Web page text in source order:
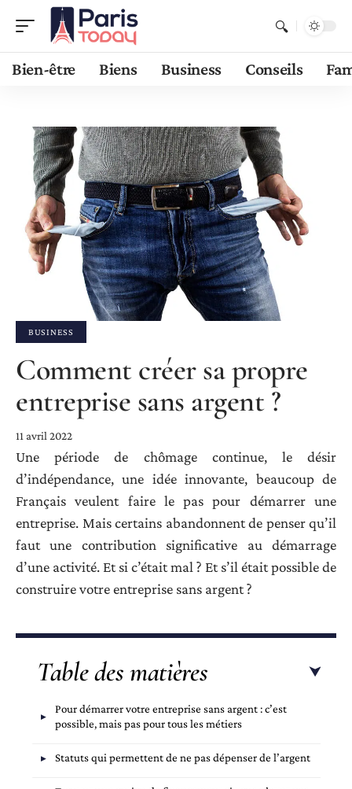
Bien-être Biens Business Conseils
BUSINESS
Comment créer sa propre
entreprise sans argent ?
11 avril 2022
Une période de chômage continue, le désir
d’indépendance, une idée innovante, beaucoup de
Français veulent faire le pas pour démarrer une
entreprise. Mais certains abandonnent de penser qu’il
faut une contribution significative au démarrage
d’une activité. Et si c’était mal ? Et s’il était possible de
construire votre entreprise sans argent ?
Table des matières
Pour démarrer votre entreprise sans argent : c’est
possible, mais pas pour tous les métiers
Statuts qui permettent de ne pas dépenser de l’argent